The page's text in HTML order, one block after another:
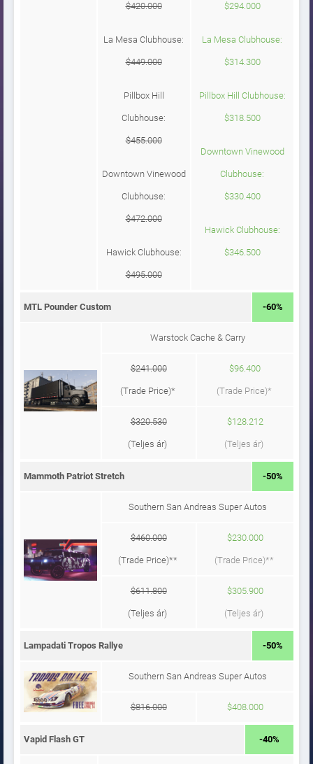
$420.000
La Mesa Clubhouse:
$449.000
Pillbox Hill
Clubhouse:
$455.000
Downtown Vinewood
Clubhouse:
$472.000
Hawick Clubhouse:
$495.000
$294.000
La Mesa Clubhouse:
$314.300
Pillbox Hill Clubhouse:
$318.500
Downtown Vinewood
Clubhouse:
$330.400
Hawick Clubhouse:
$346.500
MTL Pounder Custom -60%
Warstock Cache & Carry
$241.000
(Trade Price)*
$96.400
(Trade Price)*
$320.530
(Teljes ár)
$128.212
(Teljes ár)
Mammoth Patriot Stretch -50%
Southern San Andreas Super Autos
$460.000
(Trade Price)**
$230.000
(Trade Price)**
$611.800
(Teljes ár)
$305.900
(Teljes ár)
Lampadati Tropos Rallye -50%
Southern San Andreas Super Autos
$816.000 $408.000
Vapid Flash GT -40%